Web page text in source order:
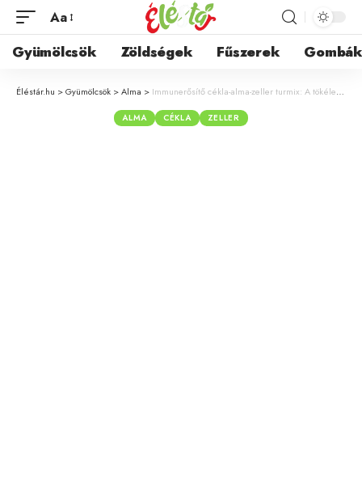
Aa
Gyümölcsök Zöldségek Fűszerek Gombák
Éléstár.hu >Gyümölcsök >Alma > Immunerősítő cékla-alma-zeller turmix: A tökéletes vitaminbomba receptje
ALMA CÉKLA ZELLER